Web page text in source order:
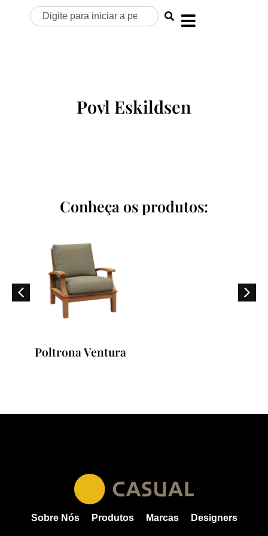
Povl Eskildsen
Conheça os produtos:
Sobre Nós Produtos Marcas Designers